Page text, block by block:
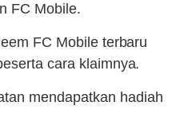
FC Mobile.
FC Mobile terbaru
cara klaimnya.
mendapatkan hadiah